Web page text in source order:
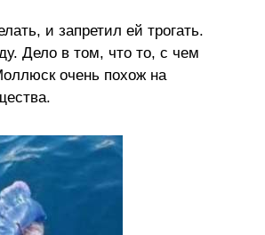
и запретил ей трогать.
Дело в том, что то, с чем
очень похож на